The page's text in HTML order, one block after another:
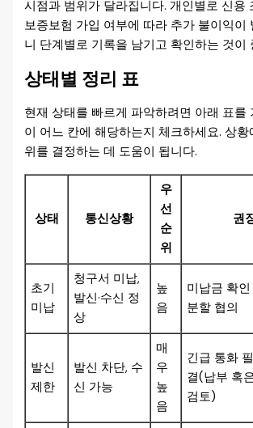
시점과 범위가 달라집니다. 개인별로 신용
보증보험 가입 여부에 따라 추가 불이익이
니 단계별로 기록을 남기고 확인하는 것이
상태별 정리 표
현재 상태를 빠르게 파악하려면 아래 표를
이 어느 칸에 해당하는지 체크하세요. 상
위를 결정하는 데 도움이 됩니다.
상태 통신상황
우
선
순
위
권
초기
미납
청구서 미납,
발신·수신 정
상
높
음
미납금 확
분할 협의
발신
제한
발신 차단, 수
신 가능
매
우
높
음
긴급 통화
결(납부 혹
검토)